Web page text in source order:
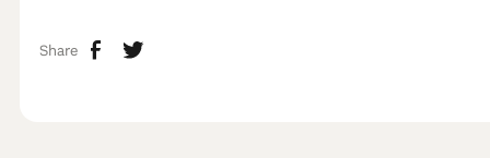
Share